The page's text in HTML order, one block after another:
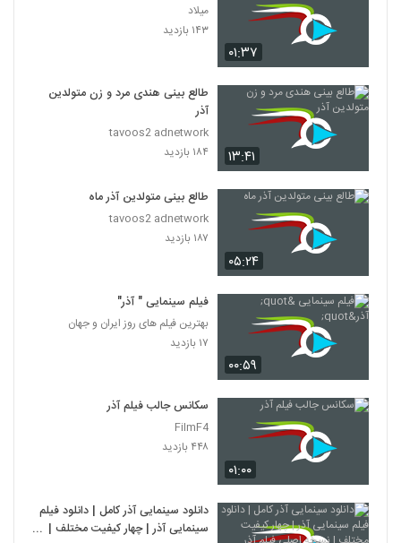
۰۱:۳۷
میلاد
۱۴۳ بازدید
۱۳:۴۱
طالع بینی هندی مرد و زن متولدین
آذر
tavoos2 adnetwork
۱۸۴ بازدید
۰۵:۲۴
طالع بینی متولدین آذر ماه
tavoos2 adnetwork
۱۸۷ بازدید
۰۰:۵۹
فیلم سینمایی " آذر"
بهترین فیلم های روز ایران و جهان
۱۷ بازدید
۰۱:۰۰
سکانس جالب فیلم آذر
FilmF4
۴۴۸ بازدید
دانلود سینمایی آذر کامل | دانلود فیلم
سینمایی آذر | چهار کیفیت مختلف |